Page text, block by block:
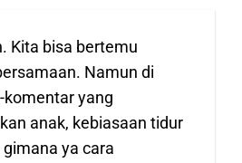
Kita bisa bertemu
Namun di
yang
anak, kebiasaan tidur
ya cara